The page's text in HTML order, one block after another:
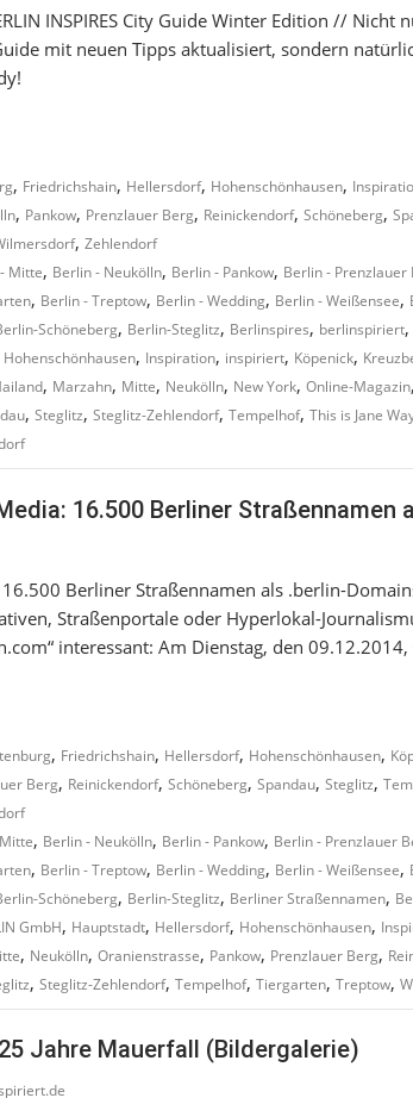
INSPIRES City Guide Winter Edition // Nicht
Guide mit neuen Tipps aktualisiert, sondern
, Friedrichshain, Hellersdorf, Hohenschönhausen,
, Pankow, Prenzlauer Berg, Reinickendorf, Schöneberg,
, Zehlendorf
Mitte, Berlin - Neukölln, Berlin - Pankow, Berlin - Prenzlauer
, Berlin - Treptow, Berlin - Wedding, Berlin - Weißensee,
Schöneberg, Berlin-Steglitz, Berlinspires, berlinspiriert,
Hohenschönhausen, Inspiration, inspiriert, Köpenick,
, Marzahn, Mitte, Neukölln, New York, Online-Magazin,
, Steglitz, Steglitz-Zehlendorf, Tempelhof, This is Jane
16.500 Berliner Straßennamen
Berliner Straßennamen als .berlin-
Straßenportale oder Hyperlokal-
interessant: Am Dienstag, den
, Friedrichshain, Hellersdorf, Hohenschönhausen,
Berg, Reinickendorf, Schöneberg, Spandau, Steglitz,
, Berlin - Neukölln, Berlin - Pankow, Berlin - Prenzlauer
, Berlin - Treptow, Berlin - Wedding, Berlin - Weißensee,
Schöneberg, Berlin-Steglitz, Berliner Straßennamen,
GmbH, Hauptstadt, Hellersdorf, Hohenschönhausen,
, Neukölln, Oranienstrasse, Pankow, Prenzlauer Berg,
, Steglitz-Zehlendorf, Tempelhof, Tiergarten, Treptow,
Jahre Mauerfall (Bildergalerie)